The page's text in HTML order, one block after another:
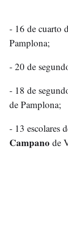
- 16 de cuarto
Pamplona;
- 20 de
- 18 de
de Pamplona;
- 13 escolares
Campano de